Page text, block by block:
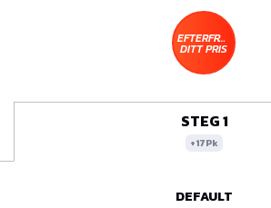
EFTERFRÅGA
DITT PRIS
STEG 1
+17Pk
DEFAULT